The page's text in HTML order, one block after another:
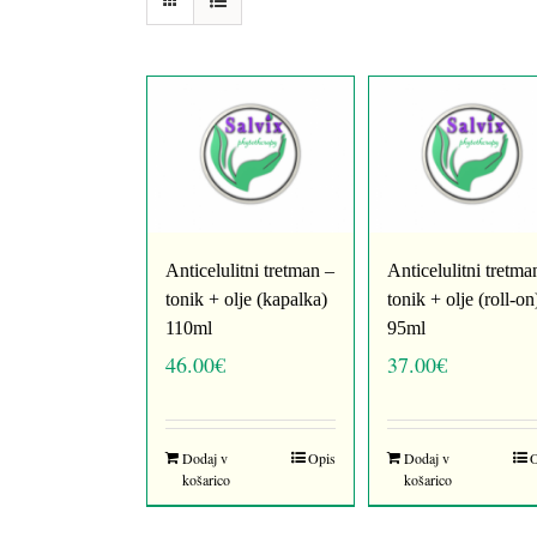
Anticelulitni tretman –
tonik + olje (kapalka)
110ml
46.00€
Dodaj v
košarico
Opis
Anticelulitni
tonik + olje (roll-
95ml
37.00€
Dodaj v
košarico